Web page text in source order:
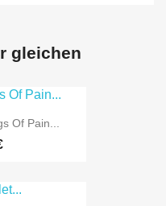
gleichen
Of Pain...